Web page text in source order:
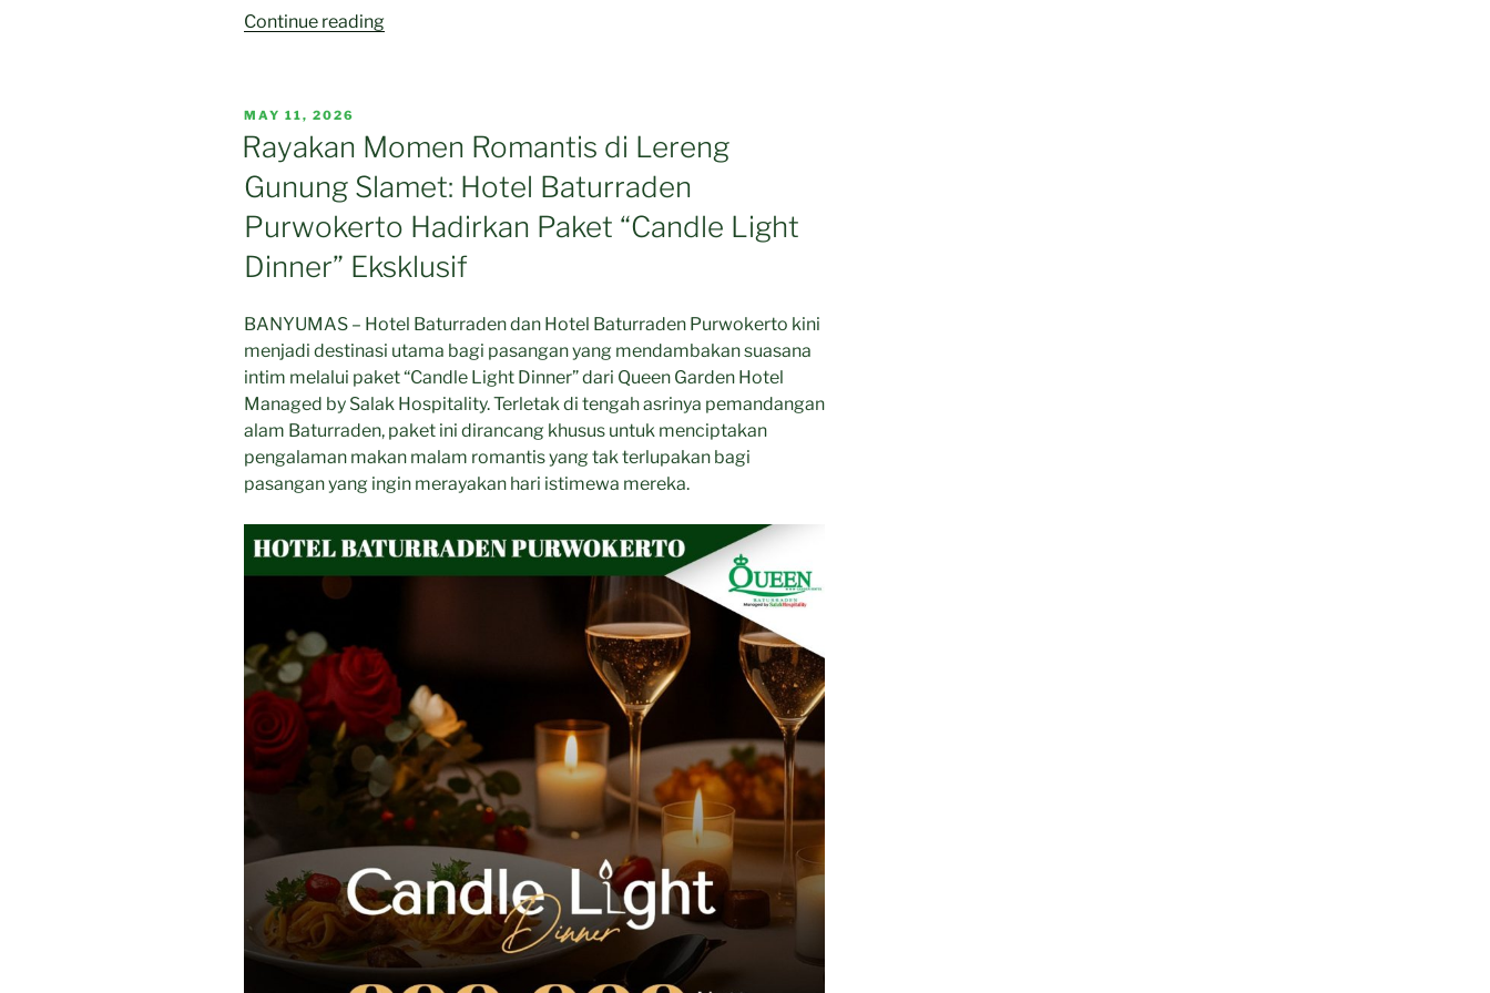
Continue reading“Tingkatkan
Baturraden
Purwokerto
Paket
“Table
Edukatif
di
Tengah
Kesejukan
Alam”
POSTED
MAY 11, 2026
Rayakan Momen Romantis di Lereng
Gunung Slamet: Hotel Baturraden
Purwokerto Hadirkan Paket “Candle Light
Dinner” Eksklusif
BANYUMAS – Hotel Baturraden dan Hotel Baturraden Purwokerto kini
menjadi destinasi utama bagi pasangan yang mendambakan suasana
intim melalui paket “Candle Light Dinner” dari Queen Garden Hotel
Managed by Salak Hospitality. Terletak di tengah asrinya pemandangan
alam Baturraden, paket ini dirancang khusus untuk menciptakan
pengalaman makan malam romantis yang tak terlupakan bagi
pasangan yang ingin merayakan hari istimewa mereka.